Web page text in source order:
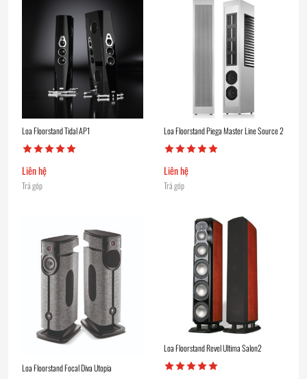
Loa Floorstand Tidal AP1
Liên hệ
Trả góp
Loa Floorstand Piega Master Line Source 2
Liên hệ
Trả góp
Loa Floorstand Focal Diva Utopia
Loa Floorstand Revel Ultima Salon2